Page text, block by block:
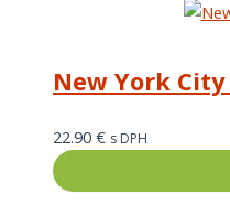
New York City
22.90 € s DPH